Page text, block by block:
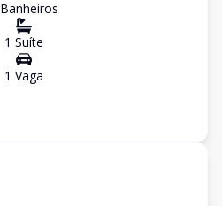
Banheiros
1 Suíte
1 Vaga